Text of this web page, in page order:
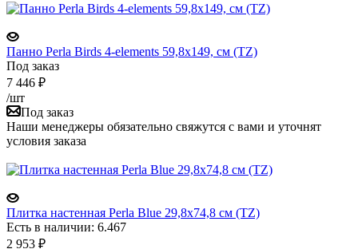
Панно Perla Birds 4-elements 59,8x149, см (TZ)
Под заказ
7 446 ₽
/шт
Под заказ
Наши менеджеры обязательно свяжутся с вами и уточнят
условия заказа
Плитка настенная Perla Blue 29,8x74,8 см (TZ)
Есть в наличии: 6.467
2 953 ₽